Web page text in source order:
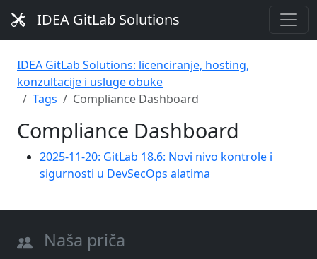
IDEA GitLab Solutions
IDEA GitLab Solutions: licenciranje, hosting,
konzultacije i usluge obuke
Tags
Compliance Dashboard
Compliance Dashboard
2025-11-20: GitLab 18.6: Novi nivo kontrole i
sigurnosti u DevSecOps alatima
Naša priča